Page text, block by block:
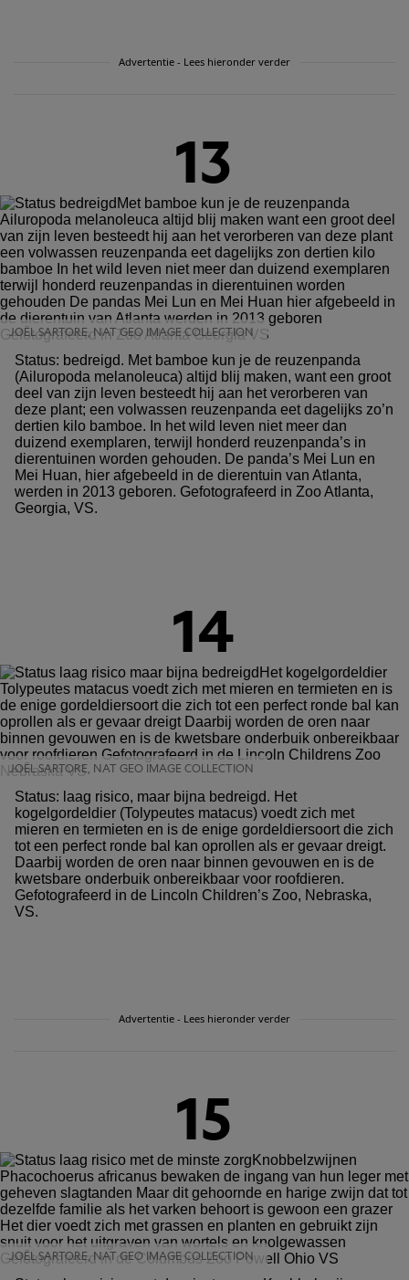
Advertentie - Lees hieronder verder
13
JOËL SARTORE, NAT GEO IMAGE COLLECTION
Status: bedreigd. Met bamboe kun je de reuzenpanda
(Ailuropoda melanoleuca) altijd blij maken, want een groot
deel van zijn leven besteedt hij aan het verorberen van
deze plant; een volwassen reuzenpanda eet dagelijks zo’n
dertien kilo bamboe. In het wild leven niet meer dan
duizend exemplaren, terwijl honderd reuzenpanda’s in
dierentuinen worden gehouden. De panda’s Mei Lun en
Mei Huan, hier afgebeeld in de dierentuin van Atlanta,
werden in 2013 geboren. Gefotografeerd in Zoo Atlanta,
Georgia, VS.
14
JOËL SARTORE, NAT GEO IMAGE COLLECTION
Status: laag risico, maar bijna bedreigd. Het
kogelgordeldier (Tolypeutes matacus) voedt zich met
mieren en termieten en is de enige gordeldiersoort die zich
tot een perfect ronde bal kan oprollen als er gevaar dreigt.
Daarbij worden de oren naar binnen gevouwen en is de
kwetsbare onderbuik onbereikbaar voor roofdieren.
Gefotografeerd in de Lincoln Children’s Zoo, Nebraska,
VS.
Advertentie - Lees hieronder verder
15
JOËL SARTORE, NAT GEO IMAGE COLLECTION